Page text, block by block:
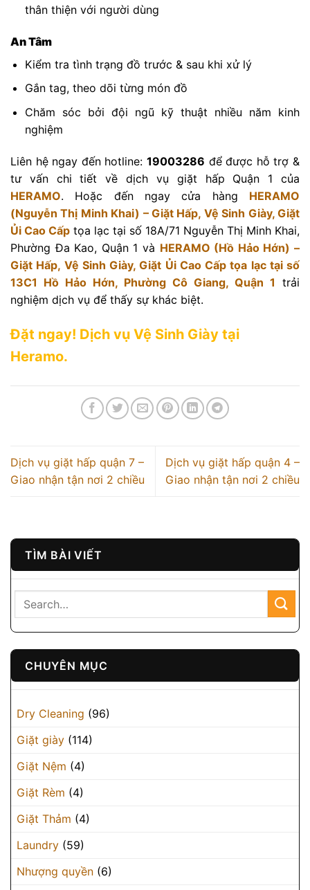
TÌM BÀI VIẾT
CHUYÊN MỤC
Dry Cleaning (96)
Giặt giày (114)
Giặt Nệm (4)
Giặt Rèm (4)
Giặt Thảm (4)
Laundry (59)
Nhượng quyền (6)
thân thiện với người dùng
An Tâm
Kiểm tra tình trạng đồ trước & sau khi xử lý
Gắn tag, theo dõi từng món đồ
Chăm sóc bởi đội ngũ kỹ thuật nhiều năm kinh
nghiệm
Liên hệ ngay đến hotline: 19003286 để được hỗ trợ &
tư vấn chi tiết về dịch vụ giặt hấp Quận 1 của
HERAMO. Hoặc đến ngay cửa hàng HERAMO
(Nguyễn Thị Minh Khai) – Giặt Hấp, Vệ Sinh Giày, Giặt
Ủi Cao Cấp tọa lạc tại số 18A/71 Nguyễn Thị Minh Khai,
Phường Đa Kao, Quận 1 và HERAMO (Hồ Hảo Hớn) –
Giặt Hấp, Vệ Sinh Giày, Giặt Ủi Cao Cấp tọa lạc tại số
13C1 Hồ Hảo Hớn, Phường Cô Giang, Quận 1 trải
nghiệm dịch vụ để thấy sự khác biệt.
Đặt ngay! Dịch vụ Vệ Sinh Giày tại
Heramo.
Dịch vụ giặt hấp quận 7 –
Giao nhận tận nơi 2 chiều
Dịch vụ giặt hấp quận 4 –
Giao nhận tận nơi 2 chiều